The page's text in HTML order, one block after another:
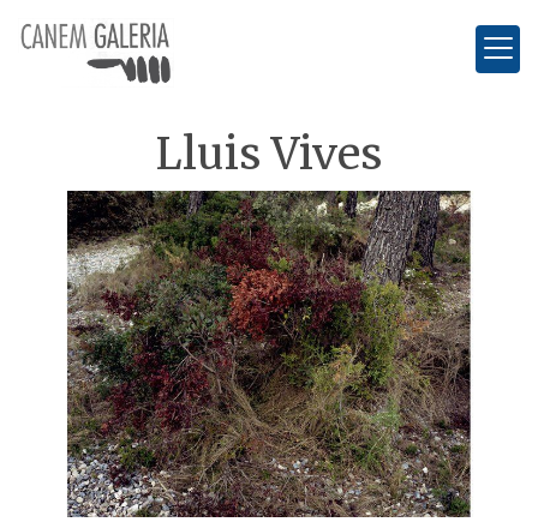
Lluis Vives